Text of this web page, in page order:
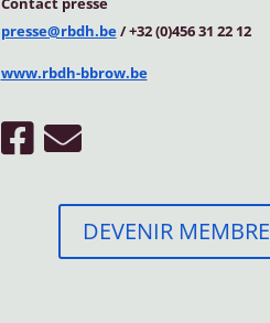
presse@rbdh.be/ +32 (0)456 31 22 12
www.rbdh-bbrow.be
DEVENIR MEMBRE